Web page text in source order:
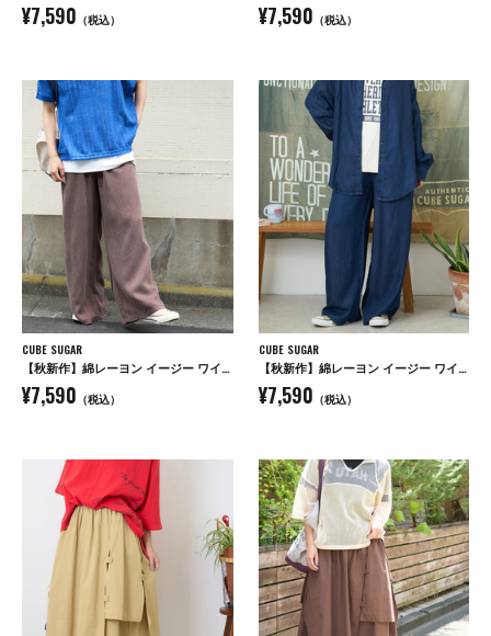
¥7,590 （税込） ¥7,590 （税込）
CUBE SUGAR
【秋新作】綿レーヨン イージー ワイドパンツ
¥7,590 （税込）
CUBE SUGAR
【秋新作】綿レーヨン イージー ワイドパンツ
¥7,590 （税込）